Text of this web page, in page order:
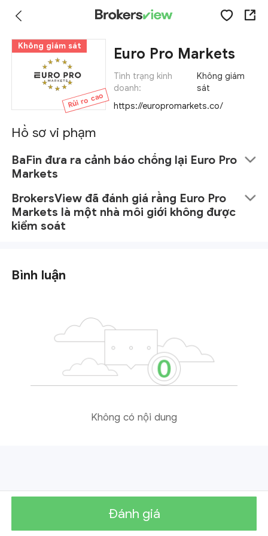
Không giám sát
Rủi ro cao
Euro Pro Markets
Tình trạng kinh
doanh:
Không giám
sát
https://europromarkets.co/
Hồ sơ vi phạm
BaFin đưa ra cảnh báo chống lại Euro Pro
Markets
BrokersView đã đánh giá rằng Euro Pro
Markets là một nhà môi giới không được
kiểm soát
Bình luận
Không có nội dung
Đánh giá